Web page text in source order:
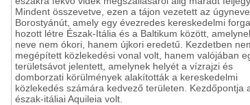
Mindent összevetve, ezen a tájon vezetett az
Borostyánút, amely egy évezredes kereskedelmi
hozott létre Észak-Itália és a Baltikum között,
neve nem ókori, hanem újkori eredetű. Kezdetben
megépített közlekedési vonal volt, hanem valójában
területsávot jelentett, amelynek helyét a vízrajzi és
domborzati körülmények alakították a kereskedelmi
közlekedés számára kedvező területen. Kezdőpontja
észak-itáliai Aquileia volt.